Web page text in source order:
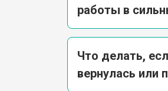
работы в
Что делать,
вернулась или